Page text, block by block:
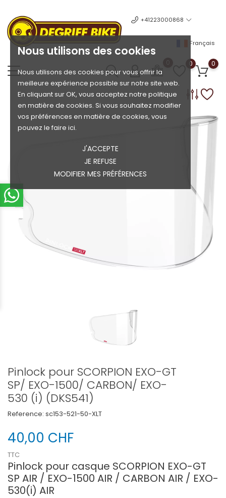
Nous utilisons des cookies
Nous utilisons des cookies pour vous offrir la
meilleure expérience possible sur notre site web.
En cliquant sur OK, vous acceptez notre politique
en matière de cookies. Si vous souhaitez modifier
vos préférences en matière de cookies, vous
pouvez le faire ici.
J'ACCEPTE
JE REFUSE
MODIFIER MES PRÉFÉRENCES
+41223000868
Français
0 0
Pinlock pour SCORPION EXO-GT
SP/ EXO-1500/ CARBON/ EXO-
530 (i) (DKS541)
Reference: sc153-521-50-XLT
40,00 CHF
TTC
Pinlock pour casque SCORPION EXO-GT
SP AIR / EXO-1500 AIR / CARBON AIR / EXO-
530(i) AIR